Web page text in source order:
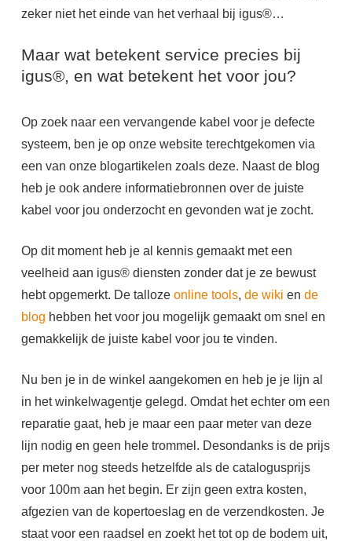
zeker niet het einde van het verhaal bij igus®…
Maar wat betekent service precies bij
igus®, en wat betekent het voor jou?
Op zoek naar een vervangende kabel voor je defecte
systeem, ben je op onze website terechtgekomen via
een van onze blogartikelen zoals deze. Naast de blog
heb je ook andere informatiebronnen over de juiste
kabel voor jou onderzocht en gevonden wat je zocht.
Op dit moment heb je al kennis gemaakt met een
veelheid aan igus® diensten zonder dat je ze bewust
hebt opgemerkt. De talloze online tools, de wiki en de
blog hebben het voor jou mogelijk gemaakt om snel en
gemakkelijk de juiste kabel voor jou te vinden.
Nu ben je in de winkel aangekomen en heb je je lijn al
in het winkelwagentje gelegd. Omdat het echter om een
reparatie gaat, heb je maar een paar meter van deze
lijn nodig en geen hele trommel. Desondanks is de prijs
per meter nog steeds hetzelfde als de catalogusprijs
voor 100m aan het begin. Er zijn geen extra kosten,
afgezien van de kopertoeslag en de verzendkosten. Je
staat voor een raadsel en zoekt het tot op de bodem uit,